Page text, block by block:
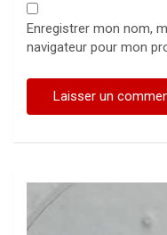
Enregistrer mon nom,
navigateur pour mon